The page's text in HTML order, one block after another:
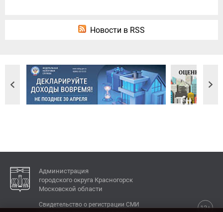
Новости в RSS
Администрация
городского округа Красногорск
Московской области
12+
Свидетельство о регистрации СМИ